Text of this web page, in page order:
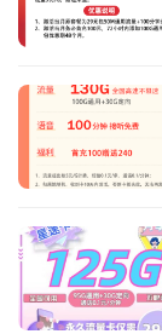
量
卡
动
套
餐
信
套